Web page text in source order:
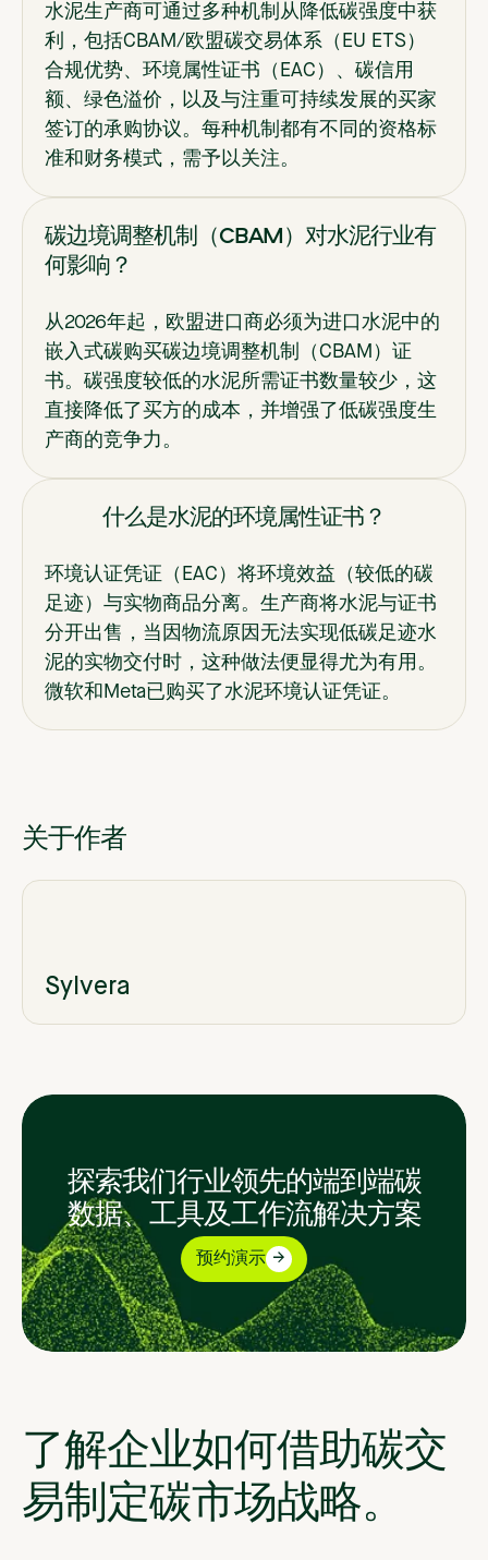
水泥生产商可通过多种机制从降低碳强度中获
利，包括CBAM/欧盟碳交易体系（EU ETS）
合规优势、环境属性证书（EAC）、碳信用
额、绿色溢价，以及与注重可持续发展的买家
签订的承购协议。每种机制都有不同的资格标
准和财务模式，需予以关注。
碳边境调整机制（CBAM）对水泥行业有
何影响？
从2026年起，欧盟进口商必须为进口水泥中的
嵌入式碳购买碳边境调整机制（CBAM）证
书。碳强度较低的水泥所需证书数量较少，这
直接降低了买方的成本，并增强了低碳强度生
产商的竞争力。
什么是水泥的环境属性证书？
环境认证凭证（EAC）将环境效益（较低的碳
足迹）与实物商品分离。生产商将水泥与证书
分开出售，当因物流原因无法实现低碳足迹水
泥的实物交付时，这种做法便显得尤为有用。
微软和Meta已购买了水泥环境认证凭证。
关于作者
Sylvera
探索我们行业领先的端到端碳
数据、工具及工作流解决方案
预约演示
了解企业如何借助碳交
易制定碳市场战略。